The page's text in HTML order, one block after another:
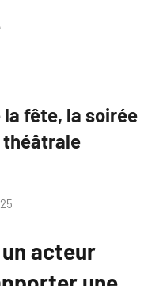
la fête, la soirée
théâtrale
acteur